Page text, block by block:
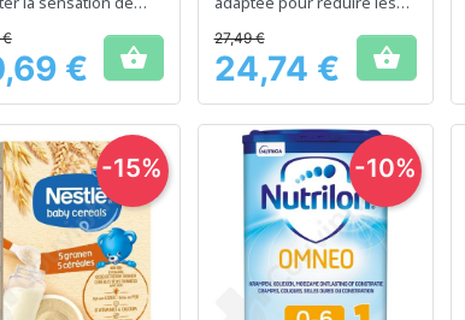
€
€  Prix
27,49 €
24,74 € 
-15% -10%